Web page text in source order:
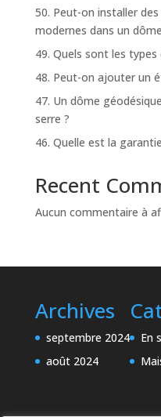
50. Peut-on installer
modernes dans un
49. Quels sont les
48. Peut-on ajouter un
47. Un dôme
serre ?
46. Quelle est la
Recent
Aucun commentaire à
Archives
septembre 2024
août 2024
En